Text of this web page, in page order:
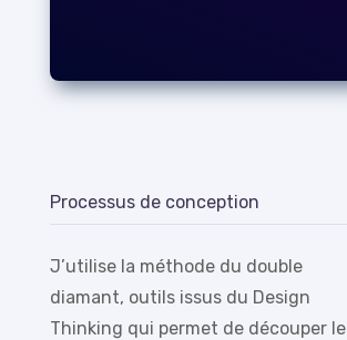
Processus de conception
J’utilise la méthode du double
diamant, outils issus du Design
Thinking qui permet de découper le